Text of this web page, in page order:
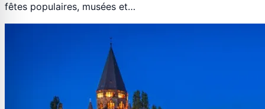
fêtes populaires, musées et…